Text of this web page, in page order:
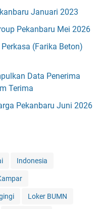
Januari 2023
Pekanbaru Mei 2026
(Farika Beton)
Data Penerima
Terima
Pekanbaru Juni 2026
Indonesia
Loker BUMN